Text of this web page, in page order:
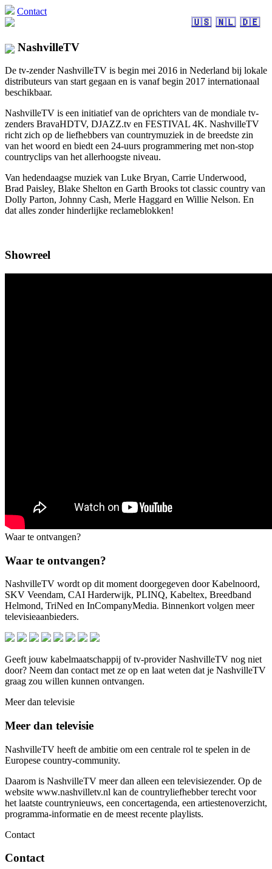
Contact
🇺🇸 🇳🇱 🇩🇪
NashvilleTV
De tv-zender NashvilleTV is begin mei 2016 in Nederland bij lokale
distributeurs van start gegaan en is vanaf begin 2017 internationaal
beschikbaar.
NashvilleTV is een initiatief van de oprichters van de mondiale tv-
zenders BravaHDTV, DJAZZ.tv en FESTIVAL 4K. NashvilleTV
richt zich op de liefhebbers van countrymuziek in de breedste zin
van het woord en biedt een 24-uurs programmering met non-stop
countryclips van het allerhoogste niveau.
Van hedendaagse muziek van Luke Bryan, Carrie Underwood,
Brad Paisley, Blake Shelton en Garth Brooks tot classic country van
Dolly Parton, Johnny Cash, Merle Haggard en Willie Nelson. En
dat alles zonder hinderlijke reclameblokken!
Showreel
Waar te ontvangen?
Waar te ontvangen?
NashvilleTV wordt op dit moment doorgegeven door Kabelnoord,
SKV Veendam, CAI Harderwijk, PLINQ, Kabeltex, Breedband
Helmond, TriNed en InCompanyMedia. Binnenkort volgen meer
televisieaanbieders.
Geeft jouw kabelmaatschappij of tv-provider NashvilleTV nog niet
door? Neem dan contact met ze op en laat weten dat je NashvilleTV
graag zou willen kunnen ontvangen.
Meer dan televisie
Meer dan televisie
NashvilleTV heeft de ambitie om een centrale rol te spelen in de
Europese country-community.
Daarom is NashvilleTV meer dan alleen een televisiezender. Op de
website www.nashvilletv.nl kan de countryliefhebber terecht voor
het laatste countrynieuws, een concertagenda, een artiestenoverzicht,
programma-informatie en de meest recente playlists.
Contact
Contact